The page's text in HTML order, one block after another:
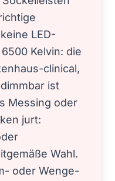
LED-
Kelvin: die
clinical,
ist
Messing oder
jurt:
Wahl.
oder Wenge-